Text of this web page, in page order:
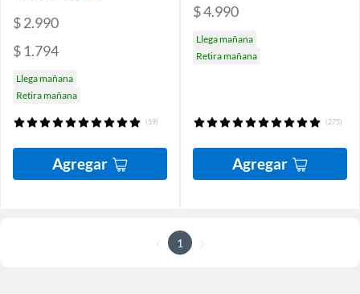
$ 2.990
$ 1.794
Llega mañana
Retira mañana
(59)
Agregar
$ 4.990
Llega mañana
Retira mañana
(275)
Agregar
1